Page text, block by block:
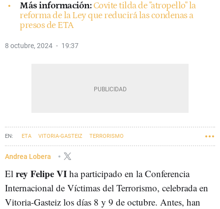
Más información:Covite tilda de "atropello" la
reforma de la Ley que reducirá las condenas a
presos de ETA
8 octubre, 2024 19:37
ETA VITORIA-GASTEIZ TERRORISMO
VÍCTIMAS DEL TERRORISMO
Andrea Lobera
El rey Felipe VI ha participado en la Conferencia
Internacional de Víctimas del Terrorismo, celebrada en
Vitoria-Gasteiz los días 8 y 9 de octubre. Antes, han